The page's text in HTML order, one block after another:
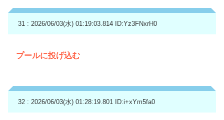
31 : 2026/06/03(水) 01:19:03.814 ID:Yz3FNxrH0
プールに投げ込む
32 : 2026/06/03(水) 01:28:19.801 ID:i+xYm5fa0